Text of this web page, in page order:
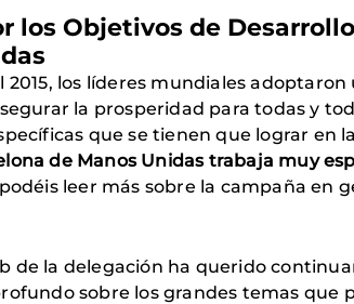
los Objetivos de
2015, los líderes mundiales
la prosperidad para todas y
que se tienen que lograr en
de Manos Unidas trabaja muy
leer más sobre la campaña en
de la delegación ha querido
sobre los grandes temas que